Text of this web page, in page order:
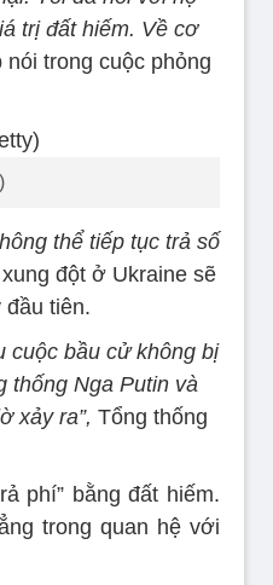
trị đất hiếm. Về cơ
trong cuộc phỏng
thể tiếp tục trả số
đột ở Ukraine sẽ
đầu tiên.
cuộc bầu cử không bị
thống Nga Putin và
xảy ra”, Tổng thống
phí” bằng đất hiếm.
trong quan hệ với